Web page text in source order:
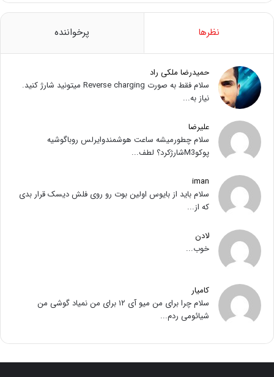
نظرها پرخواننده
حمیدرضا ملکی راد
سلام فقط به صورت Reverse charging میتونید شارژ کنید.
نیاز به...
علیرضا
سلام چطورمیشه ساعت هوشمندوایرلس روباگوشیه
پوکوM3شارژکرد؟ لطف...
iman
سلام باید از بایوس اولین بوت رو روی فلش دیسک قرار بدی
که از...
لادن
خوب...
کامیار
سلام چرا برای من میو آی ۱۲ برای من نمیاد گوشی من
شیائومی ردم...